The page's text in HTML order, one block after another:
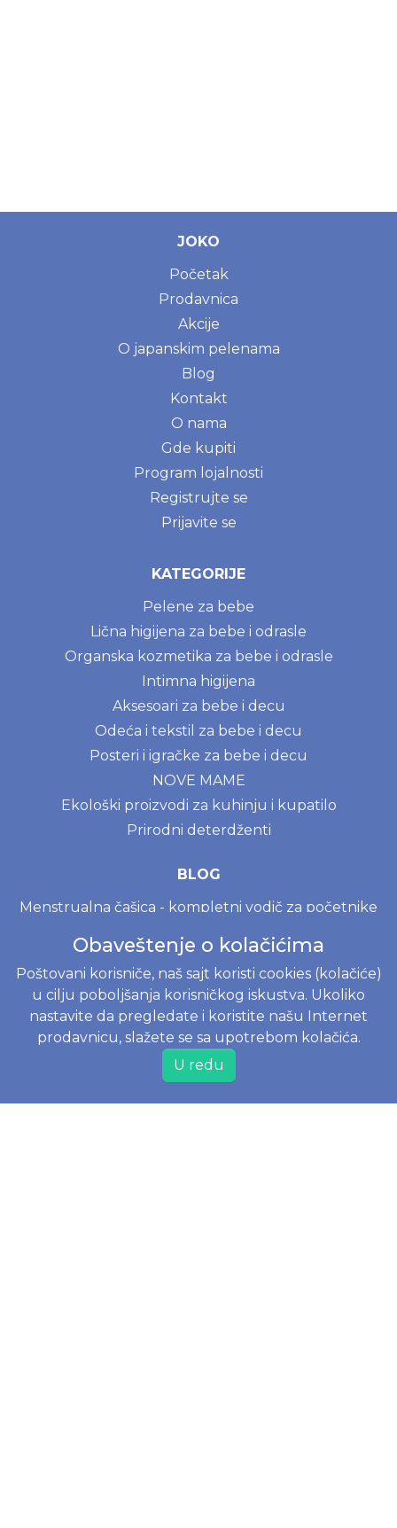
JOKO
Početak
Prodavnica
Akcije
O japanskim pelenama
Blog
Kontakt
O nama
Gde kupiti
Program lojalnosti
Registrujte se
Prijavite se
KATEGORIJE
Pelene za bebe
Lična higijena za bebe i odrasle
Organska kozmetika za bebe i odrasle
Intimna higijena
Aksesoari za bebe i decu
Odeća i tekstil za bebe i decu
Posteri i igračke za bebe i decu
NOVE MAME
Ekološki proizvodi za kuhinju i kupatilo
Prirodni deterdženti
BLOG
Menstrualna čašica - kompletni vodič za početnike
Moony, Merries, Joone ili Besuper pelene? Vodič za
izbor pelena na www.joko.rs
INFORMACIJE
Politika o kolačićima
Uslovi korišćenja
Obaveštenje o kolačićima
Poštovani korisniče, naš sajt koristi cookies (kolačiće)
u cilju poboljšanja korisničkog iskustva. Ukoliko
nastavite da pregledate i koristite našu Internet
prodavnicu, slažete se sa upotrebom kolačića.
U redu